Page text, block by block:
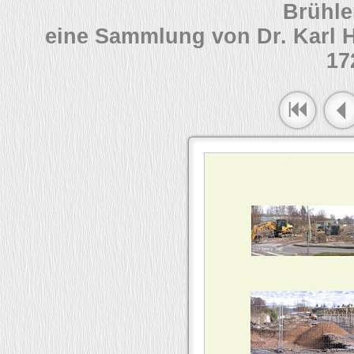
eine Sammlung von Dr. Karl